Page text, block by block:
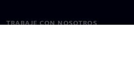
TRABAJE CON NOSOTROS